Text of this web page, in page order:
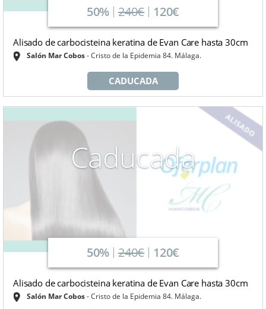
50% 240€ 120€
Alisado de carbocisteina keratina de Evan Care hasta 30cm
Salón Mar Cobos Cristo de la Epidemia 84. Málaga.
CADUCADA
Caducada
50% 240€ 120€
Alisado de carbocisteina keratina de Evan Care hasta 30cm
Salón Mar Cobos Cristo de la Epidemia 84. Málaga.